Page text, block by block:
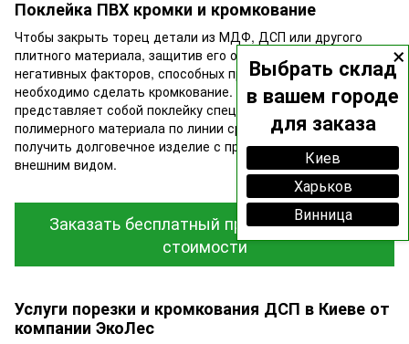
×
Выбрать склад
в вашем городе
для заказа
Киев
Харьков
Винница
Поклейка ПВХ кромки и кромкование
Чтобы закрыть торец детали из МДФ, ДСП или другого
плитного материала, защитив его от влияния влаги и других
негативных факторов, способных привести к его порче,
необходимо сделать кромкование. Эта услуга
представляет собой поклейку специальной кромки из
полимерного материала по линии среза, что позволяет
получить долговечное изделие с привлекательным
внешним видом.
Заказать бесплатный проект и просчет
стоимости
Услуги порезки и кромкования ДСП в Киеве от
компании ЭкоЛес